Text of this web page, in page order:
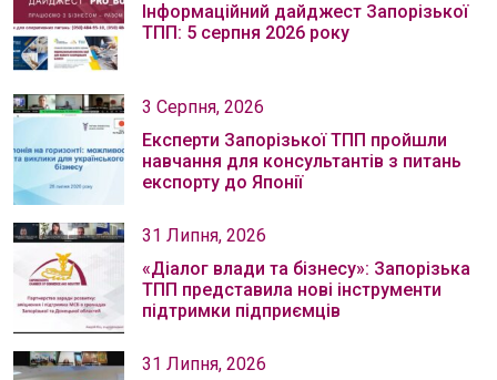
Інформаційний дайджест Запорізької
ТПП: 5 серпня 2026 року
3 Серпня, 2026
Експерти Запорізької ТПП пройшли
навчання для консультантів з питань
експорту до Японії
31 Липня, 2026
«Діалог влади та бізнесу»: Запорізька
ТПП представила нові інструменти
підтримки підприємців
31 Липня, 2026